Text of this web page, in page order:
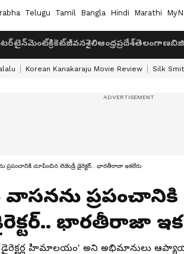
Telugu Tamil Bangla Hindi Marathi
క్రికెట్జీవనశైలిఆంధ్రప్రదేశ్తెలంగాణ
Korean Kanakaraju Movie Review Silk
ప్రపంచానికి చూపించిన లెజెండ్రీ డైరెక్టర్.. భారతీరాజా ఇకలేరు
వాసనను ప్రపంచానికి
భారతీరాజా
'డైరెక్టర్ల హిమాలయం' అని అభిమానులు